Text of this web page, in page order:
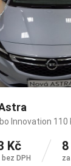
Innovation 110
Kč
DPH